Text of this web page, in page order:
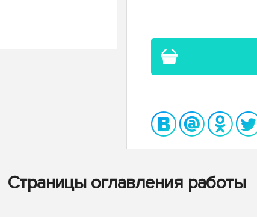
Страницы оглавления работы